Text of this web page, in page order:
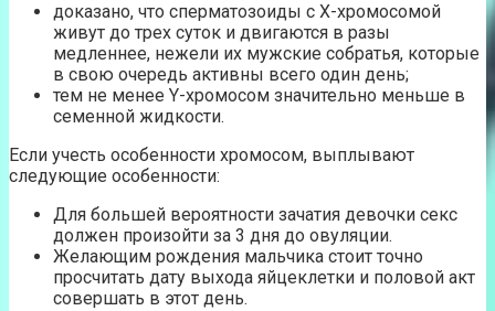
доказано, что сперматозоиды с Х-хромосомой
живут до трех суток и двигаются в разы
медленнее, нежели их мужские собратья, которые
в свою очередь активны всего один день;
тем не менее Y-хромосом значительно меньше в
семенной жидкости.
Если учесть особенности хромосом, выплывают
следующие особенности:
Для большей вероятности зачатия девочки секс
должен произойти за 3 дня до овуляции.
Желающим рождения мальчика стоит точно
просчитать дату выхода яйцеклетки и половой акт
совершать в этот день.